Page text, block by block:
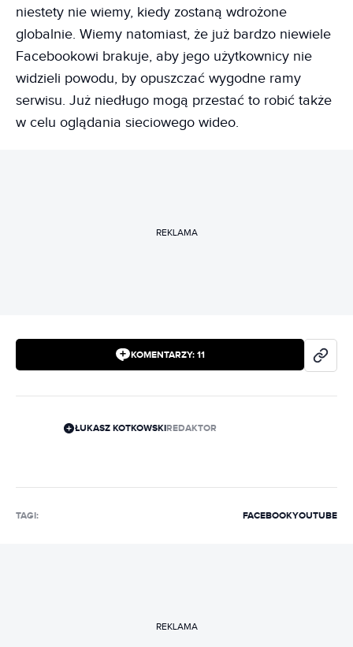
niestety nie wiemy, kiedy zostaną wdrożone
globalnie. Wiemy natomiast, że już bardzo niewiele
Facebookowi brakuje, aby jego użytkownicy nie
widzieli powodu, by opuszczać wygodne ramy
serwisu. Już niedługo mogą przestać to robić także
w celu oglądania sieciowego wideo.
REKLAMA
KOMENTARZY: 11
ŁUKASZ KOTKOWSKIREDAKTOR
TAGI: FACEBOOKYOUTUBE
REKLAMA